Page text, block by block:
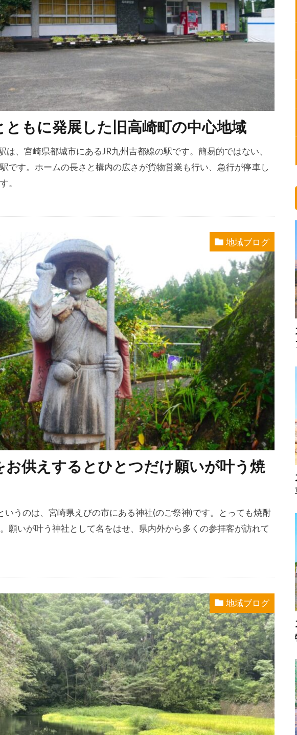
もに発展した旧高崎町の中心地域
は、宮崎県都城市にあるJR九州吉都線の駅です。簡易的ではない、
です。ホームの長さと構内の広さが貨物営業も行い、急行が停車し
。
地域ブログ
供えするとひとつだけ願いが叶う焼
いうのは、宮崎県えびの市にある神社(のご祭神)です。とっても焼酎
願いが叶う神社として名をはせ、県内外から多くの参拝客が訪れて
地域ブログ